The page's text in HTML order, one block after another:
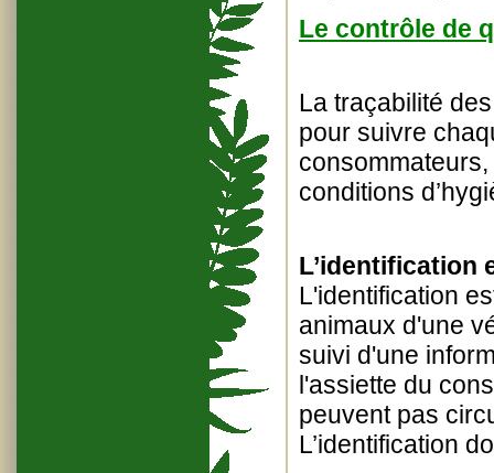
Le contrôle de
La traçabilité
pour suivre
conditions
L’identification
L'identification
animaux d'une
suivi d'une
l'assiette du
peuvent pas
L’identification